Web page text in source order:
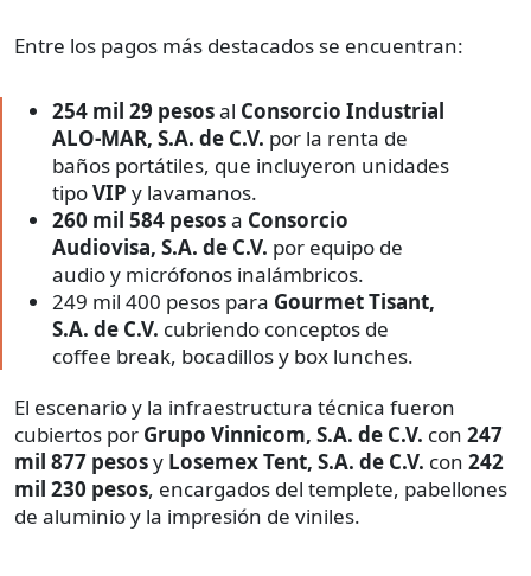
Entre los pagos más destacados se encuentran:
254 mil 29 pesosal Consorcio Industrial
ALO-MAR, S.A. de C.V. por la renta de
baños portátiles, que incluyeron unidades
tipoVIP y lavamanos.
260 mil 584 pesosa Consorcio
Audiovisa, S.A. de C.V. por equipo de
audio y micrófonos inalámbricos.
249 mil 400 pesos para Gourmet Tisant,
S.A. de C.V. cubriendo conceptos de
coffee break, bocadillos y box lunches.
El escenario y la infraestructura técnica fueron
cubiertos por Grupo Vinnicom, S.A. de C.V. con 247
mil 877 pesosy Losemex Tent, S.A. de C.V. con 242
mil 230 pesos, encargados del templete, pabellones
de aluminio y la impresión de viniles.